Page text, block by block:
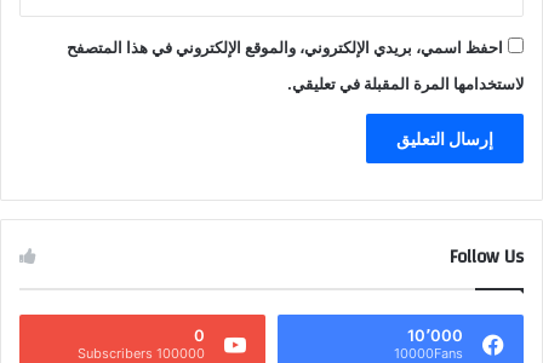
احفظ اسمي، بريدي الإلكتروني، والموقع الإلكتروني في هذا المتصفح
لاستخدامها المرة المقبلة في تعليقي.
Follow Us
10٬000
10000Fans
0
100000 Subscribers